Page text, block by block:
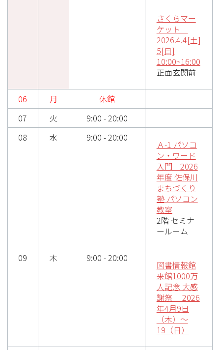
さくらマー
ケット
2026.4.4[土]
5[日]
10:00~16:00
正面玄関前
06 月
休館
07
火
9:00 - 20:00
08
水 9:00 - 20:00
Ａ-1 パソコ
ン・ワード
入門 2026
年度 佐保川
まちづくり
塾 パソコン
教室
2階 セミナ
ールーム
09 木 9:00 - 20:00
図書情報館
来館1000万
人記念 大感
謝祭 2026
年4月9日
（木）〜
19（日）